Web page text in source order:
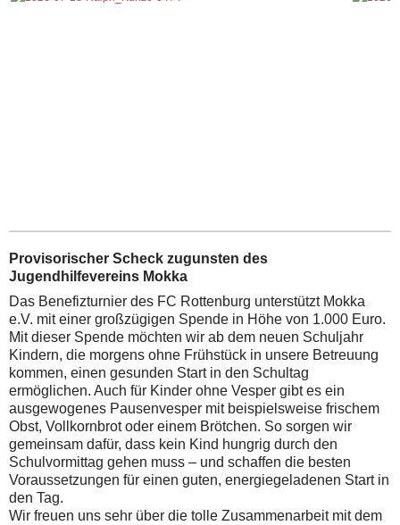
Provisorischer Scheck zugunsten des
Jugendhilfevereins Mokka
Das Benefizturnier des FC Rottenburg unterstützt Mokka
e.V. mit einer großzügigen Spende in Höhe von 1.000 Euro.
Mit dieser Spende möchten wir ab dem neuen Schuljahr
Kindern, die morgens ohne Frühstück in unsere Betreuung
kommen, einen gesunden Start in den Schultag
ermöglichen. Auch für Kinder ohne Vesper gibt es ein
ausgewogenes Pausenvesper mit beispielsweise frischem
Obst, Vollkornbrot oder einem Brötchen. So sorgen wir
gemeinsam dafür, dass kein Kind hungrig durch den
Schulvormittag gehen muss – und schaffen die besten
Voraussetzungen für einen guten, energiegeladenen Start in
den Tag.
Wir freuen uns sehr über die tolle Zusammenarbeit mit dem